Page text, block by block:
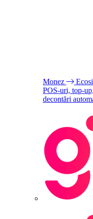
Monez
POS-uri, top-
decontări